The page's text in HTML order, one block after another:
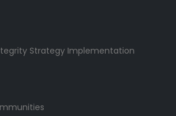
Strategy Implementation